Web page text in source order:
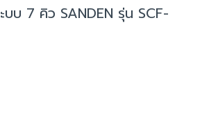
บ 7 คิว SANDEN รุ่น SCF-